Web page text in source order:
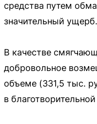
средства путем
значительный ущерб.
В качестве
добровольное
объеме (331,5 тыс.
в